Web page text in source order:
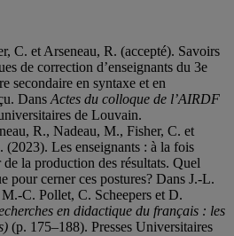
C. et Arseneau, R. (accepté). Savoirs
de correction d’enseignants du 3e
secondaire en syntaxe et en
Dans Actes du colloque de l’AIRDF
de Louvain.
R., Nadeau, M., Fisher, C. et
(2023). Les enseignants : à la fois
la production des résultats. Quel
pour cerner ces postures? Dans J.-L.
C. Pollet, C. Scheepers et D.
en didactique du français : les
(p. 175–188). Presses Universitaires